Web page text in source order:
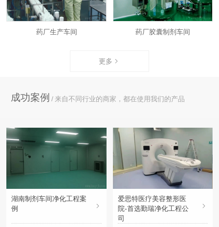
药厂生产车间 药厂胶囊制剂车间
更多
成功案例 来自不同行业的商家，都在使用我们的产品
湖南制剂车间净化工程案
例
爱思特医疗美容整形医
院-首选勤瑞净化工程公
司